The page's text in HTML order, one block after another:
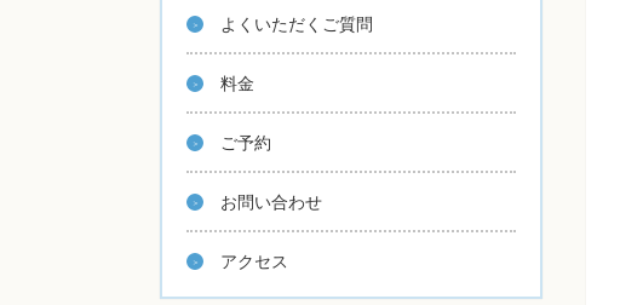
よくいただくご質問
料金
ご予約
お問い合わせ
アクセス